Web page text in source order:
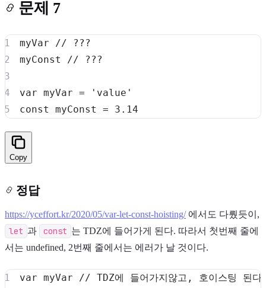
문제 7
myVar // ???
myConst // ???
var myVar =
'value'
const
myConst = 3.14
Copy
정답
https://yceffort.kr/2020/05/var-let-const-hoisting/에서도 다뤘듯이,
let 과 const 는 TDZ에 들어가게 된다. 따라서 첫번째 줄에
서는 undefined, 2번째 줄에서는 에러가 날 것이다.
var myVar // TDZ에 들어가지않고, 호이스팅 된